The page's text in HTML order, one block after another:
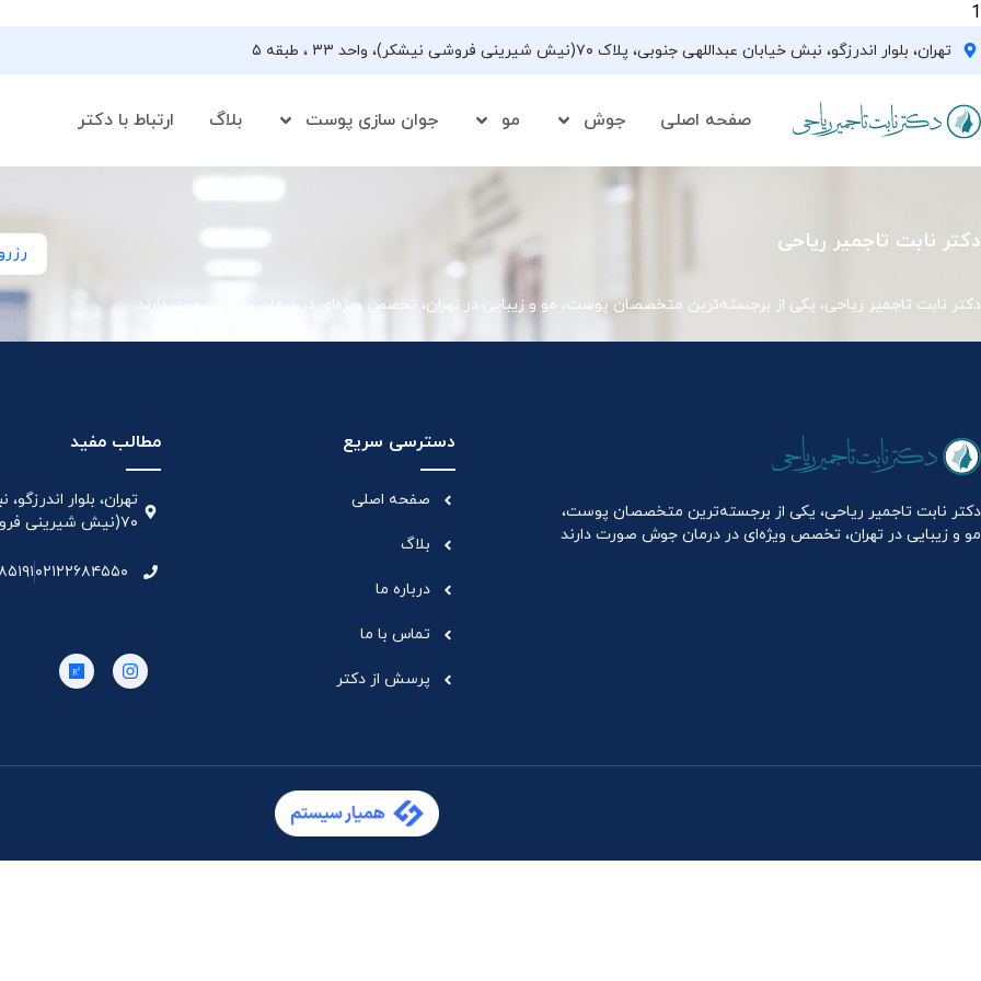
1
تهران، بلوار اندرزگو، نبش خیابان عبداللهی جنوبی، پلاک ۷۰(نیش شیرینی فروشی نیشکر)، واحد ۳۳ ، طبقه ۵
صفحه اصلی جوش مو جوان سازی پوست بلاگ ارتباط با دکتر
دکتر نابت تاجمیر ریاحی
دکتر نابت تاجمیر ریاحی، یکی از برجسته‌ترین متخصصان پوست، مو و زیبایی در تهران، تخصص ویژه‌ای در درمان جوش صورت دارند
دکتر نابت تاجمیر ریاحی، یکی از برجسته‌ترین متخصصان پوست،
مو و زیبایی در تهران، تخصص ویژه‌ای در درمان جوش صورت دارند
دسترسی سریع
صفحه اصلی
بلاگ
درباره ما
تماس با ما
پرسش از دکتر
مطالب مفید
تهران، بلوار
۷۰(نیش شیرینی فروشی نیشکر)، واحد ۳۳ ، طبقه ۵
۰۲۱۲۲۶۸۴۵۵۰